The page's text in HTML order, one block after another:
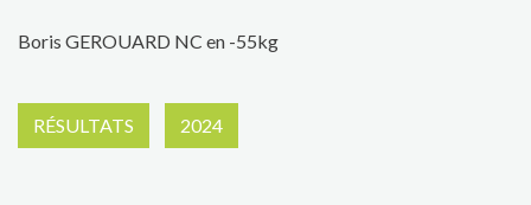
Boris GEROUARD NC en -55kg
RÉSULTATS 2024